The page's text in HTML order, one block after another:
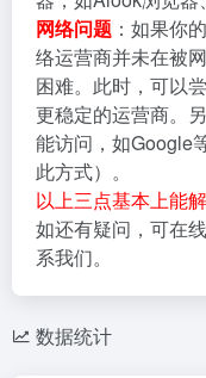
网络问题 ：如果你
络运营商并未在被
困难。此时，可以
更稳定的运营商。
能访问，如Google
此方式）。
以上三点基本上能
如还有疑问，可在
系我们。
数据统计